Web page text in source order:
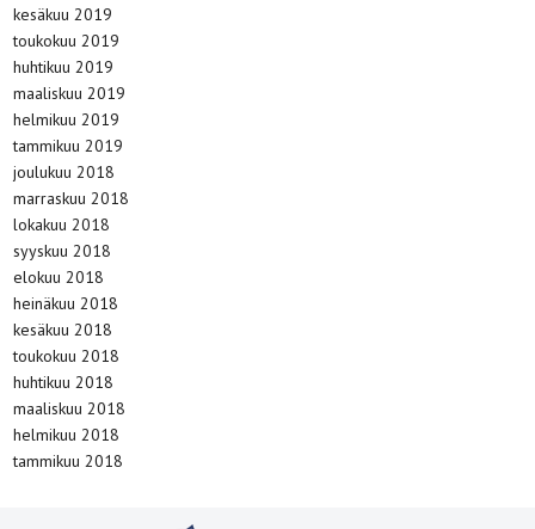
kesäkuu 2019
toukokuu 2019
huhtikuu 2019
maaliskuu 2019
helmikuu 2019
tammikuu 2019
joulukuu 2018
marraskuu 2018
lokakuu 2018
syyskuu 2018
elokuu 2018
heinäkuu 2018
kesäkuu 2018
toukokuu 2018
huhtikuu 2018
maaliskuu 2018
helmikuu 2018
tammikuu 2018